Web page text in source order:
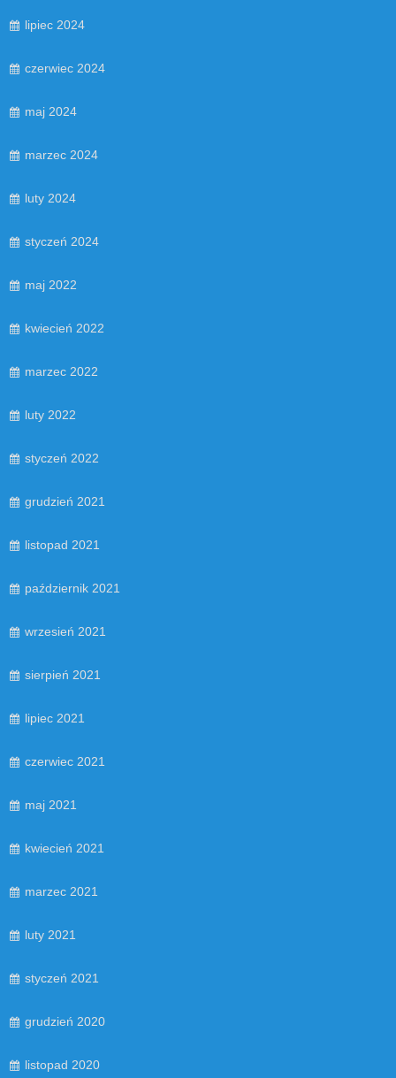
lipiec 2024
czerwiec 2024
maj 2024
marzec 2024
luty 2024
styczeń 2024
maj 2022
kwiecień 2022
marzec 2022
luty 2022
styczeń 2022
grudzień 2021
listopad 2021
październik 2021
wrzesień 2021
sierpień 2021
lipiec 2021
czerwiec 2021
maj 2021
kwiecień 2021
marzec 2021
luty 2021
styczeń 2021
grudzień 2020
listopad 2020